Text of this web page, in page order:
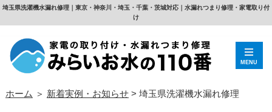
埼玉県洗濯機水漏れ修理｜東京・神奈川・埼玉・千葉・茨城対応｜水漏れつまり修理・家電取り付
け
MENU
ホーム ＞ 新着実例・お知らせ> 埼玉県洗濯機水漏れ修理